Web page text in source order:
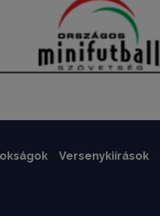
Versenykiírások